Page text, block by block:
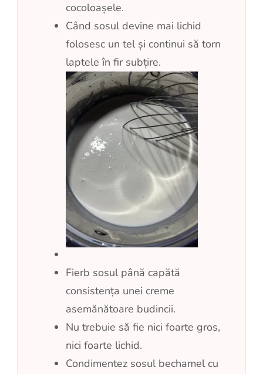
cocoloașele.
Când sosul devine mai lichid
folosesc un tel și continui să torn
laptele în fir subțire.
Fierb sosul până capătă
consistența unei creme
asemănătoare budincii.
Nu trebuie să fie nici foarte gros,
nici foarte lichid.
Condimentez sosul bechamel cu